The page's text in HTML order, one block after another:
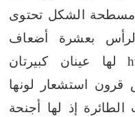
الشكل تحتوى
بعشرة أضعاف
لها عينان كبيرتان
قرون استشعار
لونها
إذ لها أجنحة